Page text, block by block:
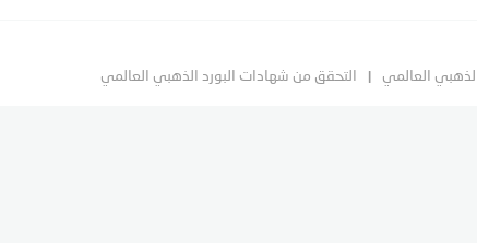
العالمي التحقق من شهادات البورد الذهبي العالمي